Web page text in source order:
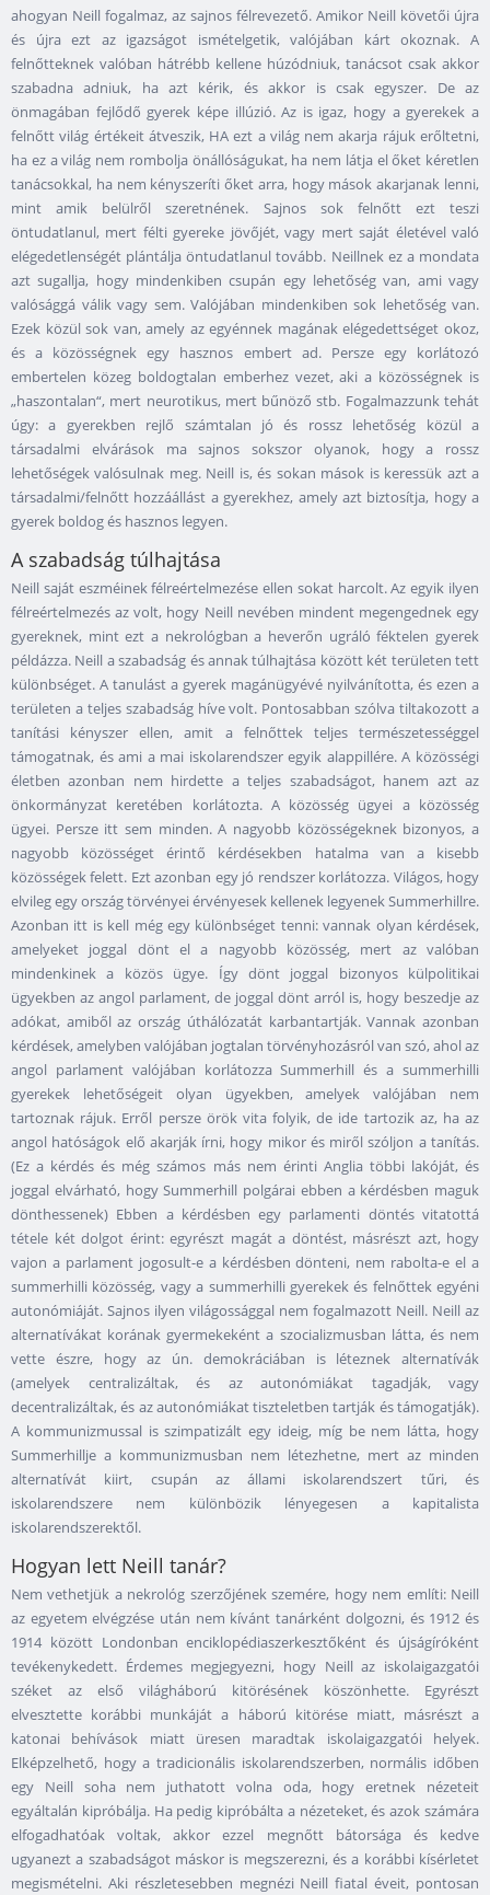
ahogyan Neill fogalmaz, az sajnos félrevezető. Amikor Neill követői újra
és újra ezt az igazságot ismételgetik, valójában kárt okoznak. A
felnőtteknek valóban hátrébb kellene húzódniuk, tanácsot csak akkor
szabadna adniuk, ha azt kérik, és akkor is csak egyszer. De az
önmagában fejlődő gyerek képe illúzió. Az is igaz, hogy a gyerekek a
felnőtt világ értékeit átveszik, HA ezt a világ nem akarja rájuk erőltetni,
ha ez a világ nem rombolja önállóságukat, ha nem látja el őket kéretlen
tanácsokkal, ha nem kényszeríti őket arra, hogy mások akarjanak lenni,
mint amik belülről szeretnének. Sajnos sok felnőtt ezt teszi
öntudatlanul, mert félti gyereke jövőjét, vagy mert saját életével való
elégedetlenségét plántálja öntudatlanul tovább. Neillnek ez a mondata
azt sugallja, hogy mindenkiben csupán egy lehetőség van, ami vagy
valósággá válik vagy sem. Valójában mindenkiben sok lehetőség van.
Ezek közül sok van, amely az egyénnek magának elégedettséget okoz,
és a közösségnek egy hasznos embert ad. Persze egy korlátozó
embertelen közeg boldogtalan emberhez vezet, aki a közösségnek is
„haszontalan“, mert neurotikus, mert bűnöző stb. Fogalmazzunk tehát
úgy: a gyerekben rejlő számtalan jó és rossz lehetőség közül a
társadalmi elvárások ma sajnos sokszor olyanok, hogy a rossz
lehetőségek valósulnak meg. Neill is, és sokan mások is keressük azt a
társadalmi/felnőtt hozzáállást a gyerekhez, amely azt biztosítja, hogy a
gyerek boldog és hasznos legyen.
A szabadság túlhajtása
Neill saját eszméinek félreértelmezése ellen sokat harcolt. Az egyik ilyen
félreértelmezés az volt, hogy Neill nevében mindent megengednek egy
gyereknek, mint ezt a nekrológban a heverőn ugráló féktelen gyerek
példázza. Neill a szabadság és annak túlhajtása között két területen tett
különbséget. A tanulást a gyerek magánügyévé nyilvánította, és ezen a
területen a teljes szabadság híve volt. Pontosabban szólva tiltakozott a
tanítási kényszer ellen, amit a felnőttek teljes természetességgel
támogatnak, és ami a mai iskolarendszer egyik alappillére. A közösségi
életben azonban nem hirdette a teljes szabadságot, hanem azt az
önkormányzat keretében korlátozta. A közösség ügyei a közösség
ügyei. Persze itt sem minden. A nagyobb közösségeknek bizonyos, a
nagyobb közösséget érintő kérdésekben hatalma van a kisebb
közösségek felett. Ezt azonban egy jó rendszer korlátozza. Világos, hogy
elvileg egy ország törvényei érvényesek kellenek legyenek Summerhillre.
Azonban itt is kell még egy különbséget tenni: vannak olyan kérdések,
amelyeket joggal dönt el a nagyobb közösség, mert az valóban
mindenkinek a közös ügye. Így dönt joggal bizonyos külpolitikai
ügyekben az angol parlament, de joggal dönt arról is, hogy beszedje az
adókat, amiből az ország úthálózatát karbantartják. Vannak azonban
kérdések, amelyben valójában jogtalan törvényhozásról van szó, ahol az
angol parlament valójában korlátozza Summerhill és a summerhilli
gyerekek lehetőségeit olyan ügyekben, amelyek valójában nem
tartoznak rájuk. Erről persze örök vita folyik, de ide tartozik az, ha az
angol hatóságok elő akarják írni, hogy mikor és miről szóljon a tanítás.
(Ez a kérdés és még számos más nem érinti Anglia többi lakóját, és
joggal elvárható, hogy Summerhill polgárai ebben a kérdésben maguk
dönthessenek) Ebben a kérdésben egy parlamenti döntés vitatottá
tétele két dolgot érint: egyrészt magát a döntést, másrészt azt, hogy
vajon a parlament jogosult-e a kérdésben dönteni, nem rabolta-e el a
summerhilli közösség, vagy a summerhilli gyerekek és felnőttek egyéni
autonómiáját. Sajnos ilyen világossággal nem fogalmazott Neill. Neill az
alternatívákat korának gyermekeként a szocializmusban látta, és nem
vette észre, hogy az ún. demokráciában is léteznek alternatívák
(amelyek centralizáltak, és az autonómiákat tagadják, vagy
decentralizáltak, és az autonómiákat tiszteletben tartják és támogatják).
A kommunizmussal is szimpatizált egy ideig, míg be nem látta, hogy
Summerhillje a kommunizmusban nem létezhetne, mert az minden
alternatívát kiirt, csupán az állami iskolarendszert tűri, és
iskolarendszere nem különbözik lényegesen a kapitalista
iskolarendszerektől.
Hogyan lett Neill tanár?
Nem vethetjük a nekrológ szerzőjének szemére, hogy nem említi: Neill
az egyetem elvégzése után nem kívánt tanárként dolgozni, és 1912 és
1914 között Londonban enciklopédiaszerkesztőként és újságíróként
tevékenykedett. Érdemes megjegyezni, hogy Neill az iskolaigazgatói
széket az első világháború kitörésének köszönhette. Egyrészt
elvesztette korábbi munkáját a háború kitörése miatt, másrészt a
katonai behívások miatt üresen maradtak iskolaigazgatói helyek.
Elképzelhető, hogy a tradicionális iskolarendszerben, normális időben
egy Neill soha nem juthatott volna oda, hogy eretnek nézeteit
egyáltalán kipróbálja. Ha pedig kipróbálta a nézeteket, és azok számára
elfogadhatóak voltak, akkor ezzel megnőtt bátorsága és kedve
ugyanezt a szabadságot máskor is megszerezni, és a korábbi kísérletet
megismételni. Aki részletesebben megnézi Neill fiatal éveit, pontosan